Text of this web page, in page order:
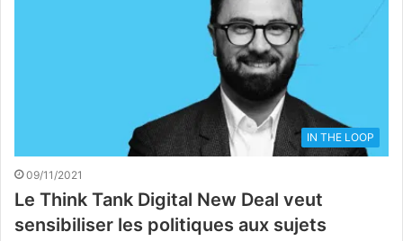
IN THE LOOP
09/11/2021
Le Think Tank Digital New Deal veut
sensibiliser les politiques aux sujets